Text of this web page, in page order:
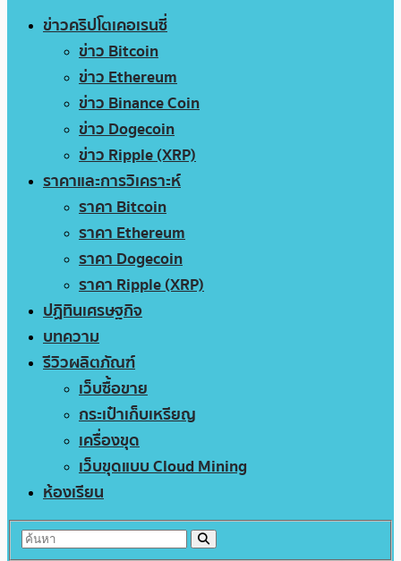
ข่าวคริปโตเคอเรนซี่
ข่าว Bitcoin
ข่าว Ethereum
ข่าว Binance Coin
ข่าว Dogecoin
ข่าว Ripple (XRP)
ราคาและการวิเคราะห์
ราคา Bitcoin
ราคา Ethereum
ราคา Dogecoin
ราคา Ripple (XRP)
ปฏิทินเศรษฐกิจ
บทความ
รีวิวผลิตภัณฑ์
เว็บซื้อขาย
กระเป๋าเก็บเหรียญ
เครื่องขุด
เว็บขุดแบบ Cloud Mining
ห้องเรียน